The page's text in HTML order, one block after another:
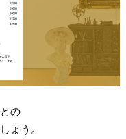
の
ょう。